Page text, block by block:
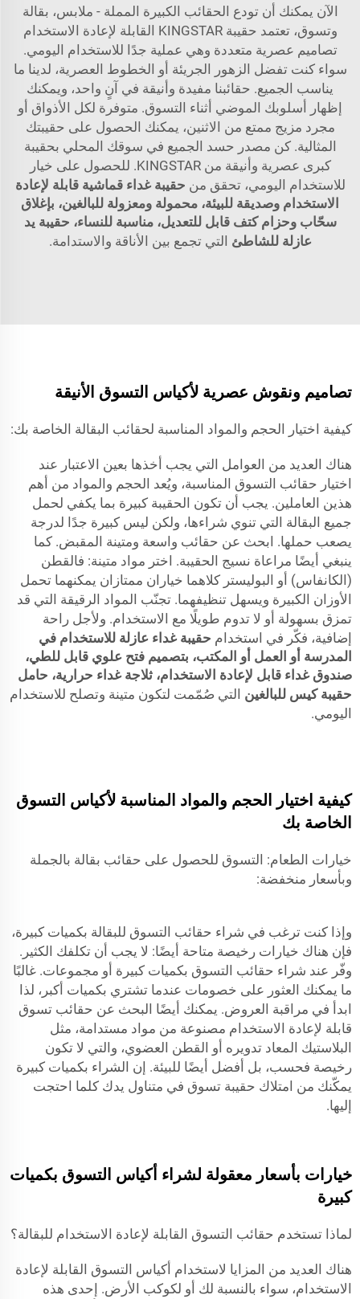
الآن يمكنك أن تودع الحقائب الكبيرة المملة - ملابس، بقالة
وتسوق، تعتمد حقيبة KINGSTAR القابلة لإعادة الاستخدام
تصاميم عصرية متعددة وهي عملية جدًا للاستخدام اليومي.
سواء كنت تفضل الزهور الجريئة أو الخطوط العصرية، لدينا ما
يناسب الجميع. حقائبنا مفيدة وأنيقة في آنٍ واحد، ويمكنك
إظهار أسلوبك الموضي أثناء التسوق. متوفرة لكل الأذواق أو
مجرد مزيج ممتع من الاثنين، يمكنك الحصول على حقيبتك
المثالية. كن مصدر حسد الجميع في سوقك المحلي بحقيبة
كبرى عصرية وأنيقة من KINGSTAR. للحصول على خيار
للاستخدام اليومي، تحقق من حقيبة غداء قماشية قابلة لإعادة
الاستخدام وصديقة للبيئة، محمولة ومعزولة للبالغين، بإغلاق
سحّاب وحزام كتف قابل للتعديل، مناسبة للنساء، حقيبة يد
عازلة للشاطئ التي تجمع بين الأناقة والاستدامة.
تصاميم ونقوش عصرية لأكياس التسوق الأنيقة
كيفية اختيار الحجم والمواد المناسبة لحقائب البقالة الخاصة بك:
هناك العديد من العوامل التي يجب أخذها بعين الاعتبار عند
اختيار حقائب التسوق المناسبة، ويُعد الحجم والمواد من أهم
هذين العاملين. يجب أن تكون الحقيبة كبيرة بما يكفي لحمل
جميع البقالة التي تنوي شراءها، ولكن ليس كبيرة جدًا لدرجة
يصعب حملها. ابحث عن حقائب واسعة ومتينة المقبض. كما
ينبغي أيضًا مراعاة نسيج الحقيبة. اختر مواد متينة: فالقطن
(الكانفاس) أو البوليستر كلاهما خياران ممتازان يمكنهما تحمل
الأوزان الكبيرة ويسهل تنظيفهما. تجنّب المواد الرقيقة التي قد
تمزق بسهولة أو لا تدوم طويلًا مع الاستخدام. ولأجل راحة
إضافية، فكّر في استخدام حقيبة غداء عازلة للاستخدام في
المدرسة أو العمل أو المكتب، بتصميم فتح علوي قابل للطي،
صندوق غداء قابل لإعادة الاستخدام، ثلاجة غداء حرارية، حامل
حقيبة كيس للبالغين التي صُمّمت لتكون متينة وتصلح للاستخدام
اليومي.
كيفية اختيار الحجم والمواد المناسبة لأكياس التسوق
الخاصة بك
خيارات الطعام: التسوق للحصول على حقائب بقالة بالجملة
وبأسعار منخفضة:
وإذا كنت ترغب في شراء حقائب التسوق للبقالة بكميات كبيرة،
فإن هناك خيارات رخيصة متاحة أيضًا: لا يجب أن تكلفك الكثير.
وفّر عند شراء حقائب التسوق بكميات كبيرة أو مجموعات. غالبًا
ما يمكنك العثور على خصومات عندما تشتري بكميات أكبر، لذا
ابدأ في مراقبة العروض. يمكنك أيضًا البحث عن حقائب تسوق
قابلة لإعادة الاستخدام مصنوعة من مواد مستدامة، مثل
البلاستيك المعاد تدويره أو القطن العضوي، والتي لا تكون
رخيصة فحسب، بل أفضل أيضًا للبيئة. إن الشراء بكميات كبيرة
يمكّنك من امتلاك حقيبة تسوق في متناول يدك كلما احتجت
إليها.
خيارات بأسعار معقولة لشراء أكياس التسوق بكميات
كبيرة
لماذا تستخدم حقائب التسوق القابلة لإعادة الاستخدام للبقالة؟
هناك العديد من المزايا لاستخدام أكياس التسوق القابلة لإعادة
الاستخدام، سواء بالنسبة لك أو لكوكب الأرض. إحدى هذه